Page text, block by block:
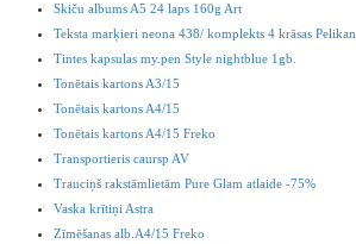
Skiču albums A5 24 laps 160g Art
Teksta marķieri neona 438/ komplekts 4 krāsas Pelikan
Tintes kapsulas my.pen Style nightblue 1gb.
Tonētais kartons A3/15
Tonētais kartons A4/15
Tonētais kartons A4/15 Freko
Transportieris caursp AV
Trauciņš rakstāmlietām Pure Glam atlaide -75%
Vaska krītiņi Astra
Zīmēšanas alb.A4/15 Freko